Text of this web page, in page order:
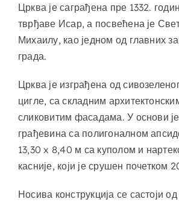
Црква је саграђена пре 1332.
тврђаве Исар, а посвећена је
Михаилу, као једном од главних
града.
Црква је изграђена од
цигле, са складним
сликовитим фасадама. У основи
грађевина са полигоналном
13,30 x 8,40 м са куполом и
касније, који је срушен почетком
Носива конструкција се састоји